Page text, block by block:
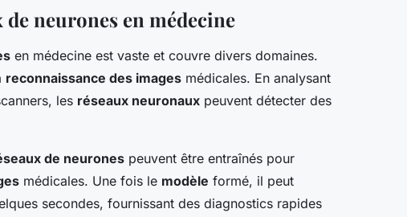
de neurones en médecine
en médecine est vaste et couvre divers domaines.
reconnaissance des images médicales. En analysant
les réseaux neuronaux peuvent détecter des
de neurones peuvent être entraînés pour
médicales. Une fois le modèle formé, il peut
secondes, fournissant des diagnostics rapides